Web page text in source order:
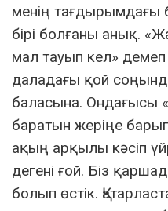
менің тағдырымдағы
бірі болғаны анық.
мал тауып кел»
даладағы қой
баласына. Ондағысы
баратын жеріңе
ақың арқылы кәсіп
дегені ғой. Біз
болып өстік.